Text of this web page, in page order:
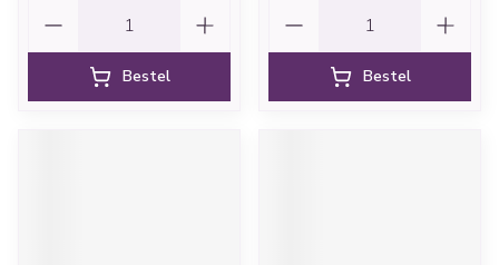
Bestel Bestel